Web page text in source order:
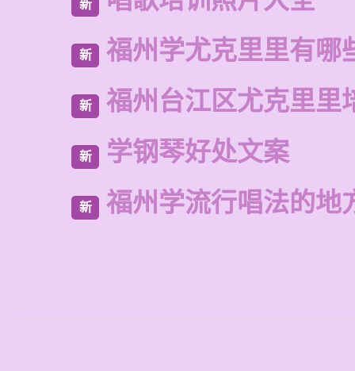
新
新 福州学尤克里里有哪
新 福州台江区尤克里里
新 学钢琴好处文案
新 福州学流行唱法的地